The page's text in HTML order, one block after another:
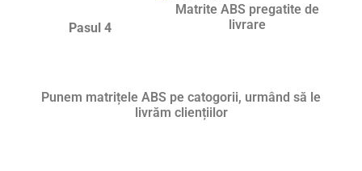
Matrite ABS pregatite de
livrare
Pasul 4
Punem matrițele ABS pe catogorii, urmând să le
livrăm cliențiilor